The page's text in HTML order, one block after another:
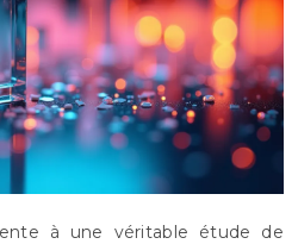
à une véritable étude de